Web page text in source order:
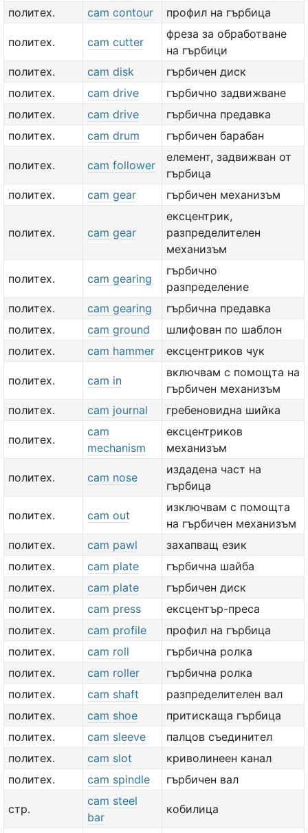
политех.
cam contour профил на гърбица
политех. cam cutter
фреза за обработване
на гърбици
политех.
cam disk
гърбичен диск
политех.
cam drive
гърбично задвижване
политех.
cam drive
гърбична предавка
политех.
cam drum гърбичен барабан
политех. cam follower
елемент, задвижван от
гърбица
политех.
cam gear гърбичен механизъм
политех. cam gear
ексцентрик,
разпределителен
механизъм
политех. cam gearing
гърбично
разпределение
политех.
cam gearing
гърбична предавка
политех.
cam ground
шлифован по шаблон
политех.
cam hammer ексцентриков чук
политех. cam in
включвам с помощта на
гърбичен механизъм
политех.
cam journal гребеновидна шийка
политех.
cam
mechanism
ексцентриков
механизъм
политех. cam nose
издадена част на
гърбица
политех. cam out
изключвам с помощта
на гърбичен механизъм
политех.
cam pawl
захапващ език
политех.
cam plate
гърбична шайба
политех.
cam plate
гърбичен диск
политех.
cam press
ексцентър-преса
политех.
cam profile
профил на гърбица
политех.
cam roll
гърбична ролка
политех.
cam roller
гърбична ролка
политех.
cam shaft
разпределителен вал
политех.
cam shoe
притискаща гърбица
политех.
cam sleeve
палцов съединител
политех.
cam slot
криволинеен канал
политех.
cam spindle гърбичен вал
стр.
cam steel
bar
кобилица